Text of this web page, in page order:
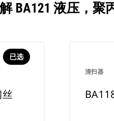
BA121 液压，
已选
清扫器